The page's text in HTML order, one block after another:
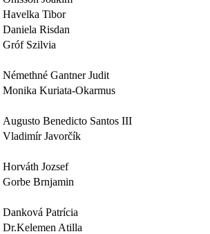
Havelka Tibor
Daniela Risdan
Gróf Szilvia
Némethné Gantner Judit
Monika Kuriata-Okarmus
Augusto Benedicto Santos III
Vladimír Javorčík
Horváth Jozsef
Gorbe Brnjamin
Danková Patrícia
Dr.Kelemen Atilla